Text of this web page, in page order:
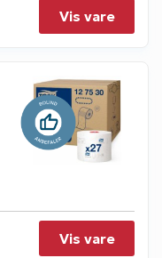
Vis vare
Vis vare